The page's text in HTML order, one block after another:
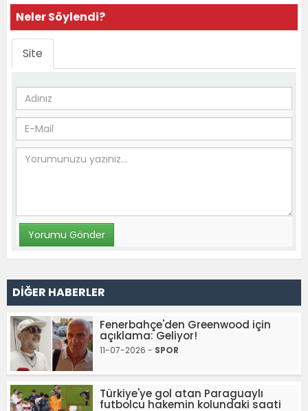
Neler Söylendi?
Site
DİĞER HABERLER
Fenerbahçe'den Greenwood için
açıklama: Geliyor!
11-07-2026 - SPOR
Türkiye'ye gol atan Paraguaylı
futbolcu hakemin kolundaki saati